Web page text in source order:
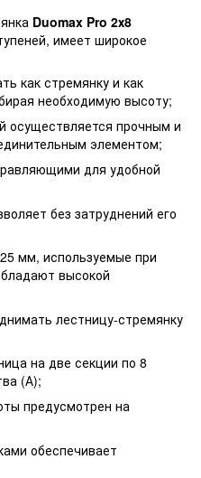
Duomax Pro 2х8
имеет широкое
как стремянку и как
необходимую высоту;
осуществляется прочным и
элементом;
для удобной
без затруднений его
мм, используемые при
высокой
лестницу-стремянку
на две секции по 8
(А);
предусмотрен на
обеспечивает